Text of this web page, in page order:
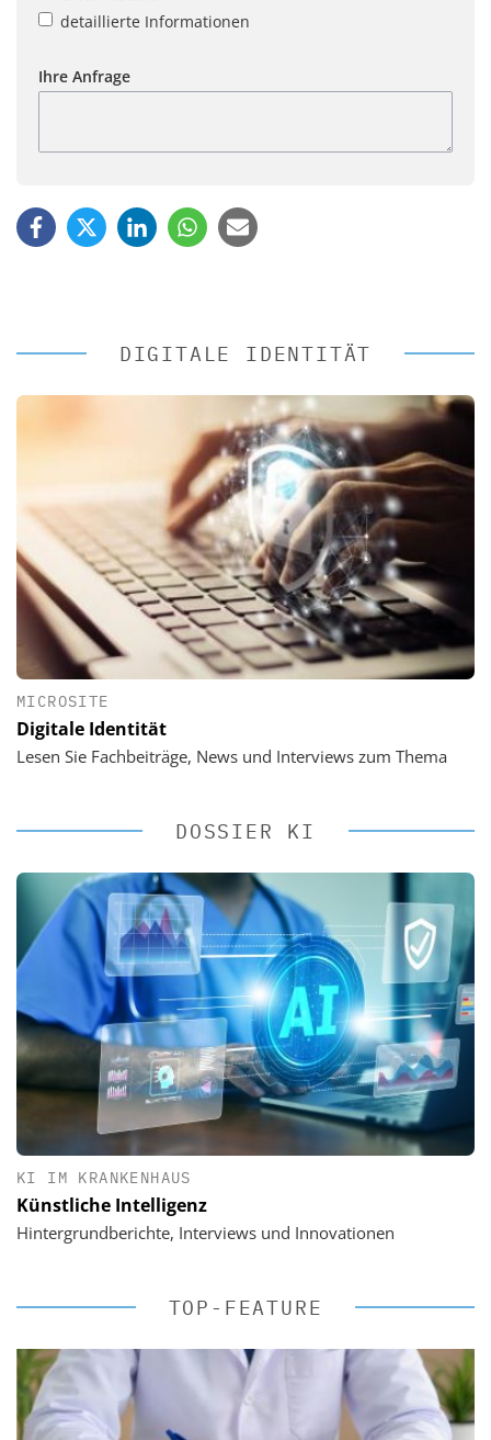
detaillierte Informationen
Ihre Anfrage
DIGITALE IDENTITÄT
MICROSITE
Digitale Identität
Lesen Sie Fachbeiträge, News und Interviews zum Thema
DOSSIER KI
KI IM KRANKENHAUS
Künstliche Intelligenz
Hintergrundberichte, Interviews und Innovationen
TOP-FEATURE